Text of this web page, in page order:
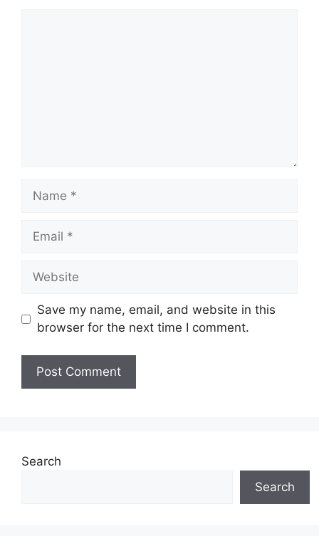
Name
Email
Website
Save my name, email, and website in this
browser for the next time I comment.
Search
Search